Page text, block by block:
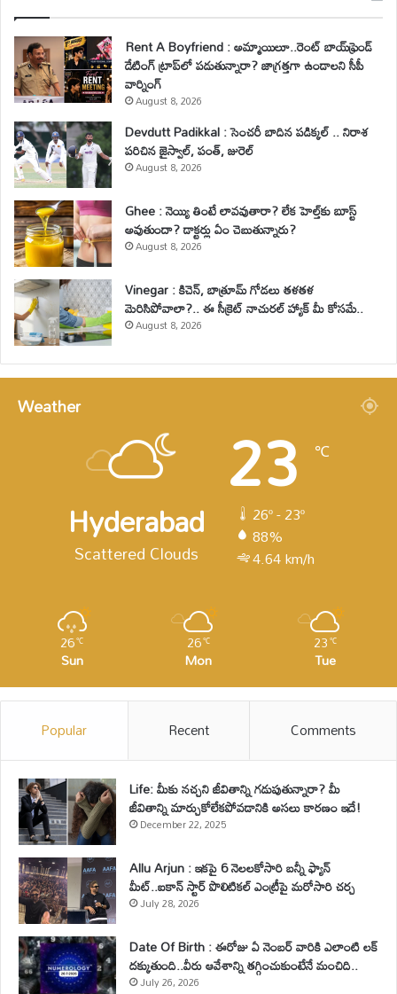
Rent A Boyfriend : అమ్మాయిలూ..రెంట్ బాయ్‌ఫ్రెండ్
డేటింగ్ ట్రాప్‌లో పడుతున్నారా? జాగ్రత్తగా ఉండాలని సీపీ
వార్నింగ్
August 8, 2026
Devdutt Padikkal : సెంచరీ బాదిన పడిక్కల్ .. నిరాశ
పరిచిన జైస్వాల్, పంత్, జురెల్
August 8, 2026
Ghee : నెయ్యి తింటే లావవుతారా? లేక హెల్త్‌కు బూస్ట్
అవుతుందా? డాక్టర్లు ఏం చెబుతున్నారు?
August 8, 2026
Vinegar : కిచెన్, బాత్రూమ్ గోడలు తళతళ
మెరిసిపోవాలా?.. ఈ సీక్రెట్ నాచురల్ హ్యాక్ మీ కోసమే..
August 8, 2026
Weather
Hyderabad
Scattered Clouds
23 ℃
26º - 23º
88%
4.64 km/h
26℃
Sun
26℃
Mon
23℃
Tue
Popular Recent Comments
Life: మీకు నచ్చని జీవితాన్ని గడుపుతున్నారా? మీ
జీవితాన్ని మార్చుకోలేకపోవడానికి అసలు కారణం ఇదే!
December 22, 2025
Allu Arjun : ఇకపై 6 నెలలకోసారి బన్నీ ఫ్యాన్
మీట్..ఐకాన్ స్టార్ పొలిటికల్ ఎంట్రీపై మరోసారి చర్చ
July 28, 2026
Date Of Birth : ఈరోజు ఏ నెంబర్ వారికి ఎలాంటి లక్
దక్కుతుంది..వీరు ఆవేశాన్ని తగ్గించుకుంటేనే మంచిది..
July 26, 2026